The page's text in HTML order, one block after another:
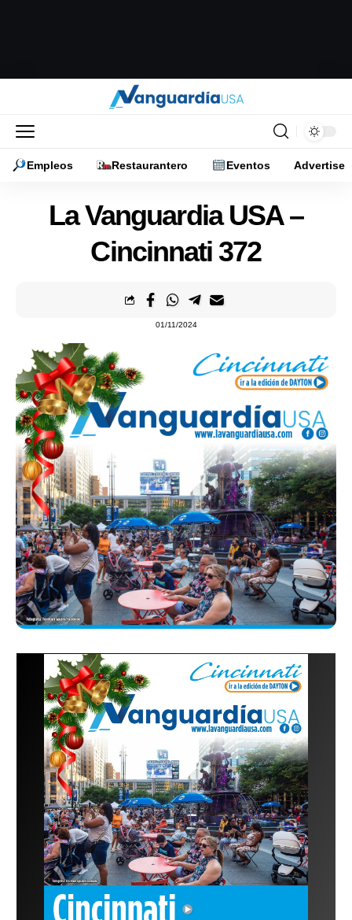
Empleos Restaurantero Eventos Advertise
La Vanguardia USA –
Cincinnati 372
01/11/2024